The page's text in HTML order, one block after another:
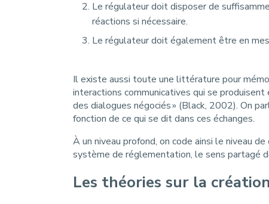
Le régulateur doit disposer de
réactions si nécessaire.
Le régulateur doit également être en
Il existe aussi toute une littérature pour
interactions communicatives qui se
des dialogues négociés » (Black, 2002). On
fonction de ce qui se dit dans ces échanges.
À un niveau profond, on code ainsi le niveau
système de réglementation, le sens partagé
Les théories sur la